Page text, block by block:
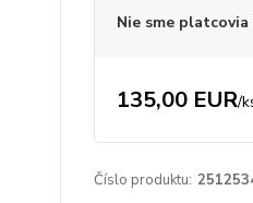
Nie sme platcovia
135,00 EUR/
Číslo produktu: